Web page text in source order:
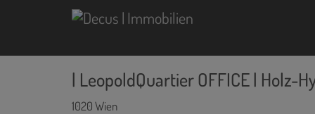
| LeopoldQuartier OFFICE | Holz-
1020 Wien